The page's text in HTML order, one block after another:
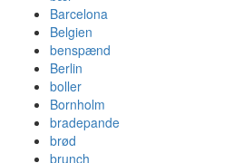
Barcelona
Belgien
benspænd
Berlin
boller
Bornholm
bradepande
brød
brunch